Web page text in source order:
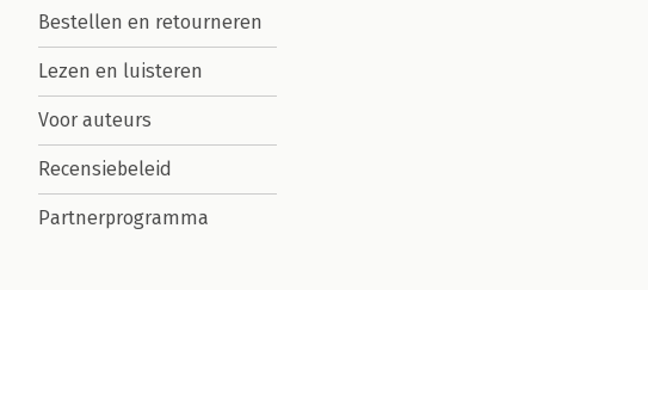
Bestellen en retourneren
Lezen en luisteren
Voor auteurs
Recensiebeleid
Partnerprogramma